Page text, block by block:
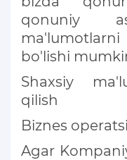
qonuniy
bo'lishi
Shaxsiy
qilish
Biznes
Agar